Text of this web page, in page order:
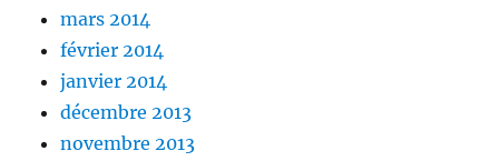
mars 2014
février 2014
janvier 2014
décembre 2013
novembre 2013